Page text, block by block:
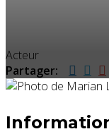
Acteur
Partager: